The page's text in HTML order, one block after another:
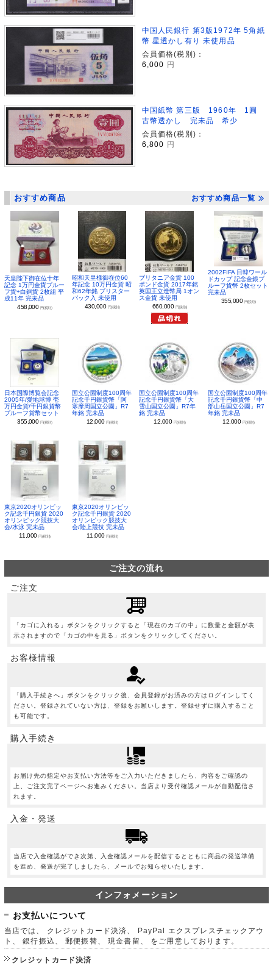
中国人民銀行 第3版1972年 5角紙
幣 星透かし有り 未使用品
会員価格(税別)：
6,000 円
中国紙幣 第三版 1960年 1圓
古幣透かし 完未品 希少
会員価格(税別)：
6,800
円
おすすめ商品 おすすめ商品一覧
天皇陛下御在位十年
記念 1万円金貨プルー
フ貨+白銅貨 2枚組 平
成11年 完未品
458,000 円(税別)
昭和天皇様御在位60
年記念 10万円金貨 昭
和62年銘 ブリスター
パック入 未使用
430,000 円(税別)
ブリタニア金貨 100
ポンド金貨 2017年銘
英国王立造幣局 1オン
ス金貨 未使用
660,000 円(税別)
2002FIFA 日韓ワール
ドカップ 記念金銀プ
ルーフ貨幣 2枚セット
完未品
355,000 円(税別)
日本国際博覧会記念
2005年/愛地球博 壱
万円金貨/千円銀貨幣
プルーフ貨幣セット
355,000 円(税別)
国立公園制度100周年
記念千円銀貨幣「阿
寒摩周国立公園」R7
年銘 完未品
12,000 円(税別)
国立公園制度100周年
記念千円銀貨幣「大
雪山国立公園」R7年
銘 完未品
12,000 円(税別)
国立公園制度100周年
記念千円銀貨幣「中
部山岳国立公園」R7
年銘 完未品
12,000 円(税別)
東京2020オリンピッ
ク記念千円銀貨 2020
オリンピック競技大
会/水泳 完未品
11,000円(税別)
東京2020オリンピッ
ク記念千円銀貨 2020
オリンピック競技大
会/陸上競技 完未品
11,000 円(税別)
ご注文の流れ
ご注文
「カゴに入れる」ボタンをクリックすると「現在のカゴの中」に数量と金額が表
示されますので「カゴの中を見る」ボタンをクリックしてください。
お客様情報
「購入手続きへ」ボタンをクリック後、会員登録がお済みの方はログインしてく
ださい。登録されていない方は、登録をお願いします。登録せずに購入すること
も可能です。
購入手続き
お届け先の指定やお支払い方法等をご入力いただきましたら、内容をご確認の
上、ご注文完了ページへお進みください。当店より受付確認メールが自動配信さ
れます。
入金・発送
当店で入金確認ができ次第、入金確認メールを配信するとともに商品の発送準備
を進め、発送が完了しましたら、メールでお知らせいたします。
インフォメーション
お支払いについて
当店では、 クレジットカード決済、 PayPal エクスプレスチェックアウ
ト、 銀行振込、 郵便振替、 現金書留、 をご用意しております。
クレジットカード決済